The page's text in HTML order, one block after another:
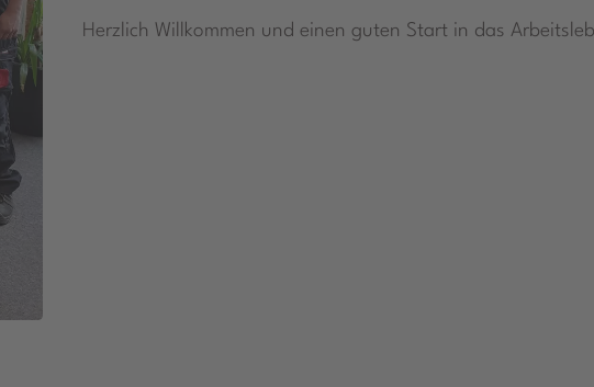
Herzlich Willkommen und einen guten Start in das